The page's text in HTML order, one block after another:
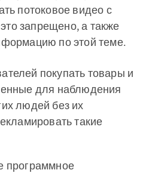
потоковое видео с
запрещено, а также
по этой теме.
покупать товары и
для наблюдения
людей без их
такие
программное